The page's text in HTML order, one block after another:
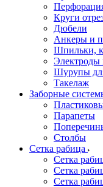
Круги
Дюбели
Анкеры и
Шпильки,
Электроды
Шурупы
Такелаж
Заборные
Парапеты
Столбы
Сетка рабица
Сетка
Сетка
Сетка